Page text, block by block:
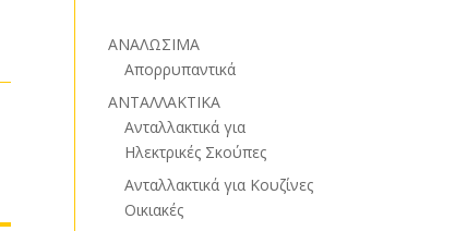
ΑΝΑΛΩΣΙΜΑ
Απορρυπαντικά
ΑΝΤΑΛΛΑΚΤΙΚΑ
Ανταλλακτικά για
Ηλεκτρικές Σκούπες
Ανταλλακτικά για Κουζίνες
Οικιακές